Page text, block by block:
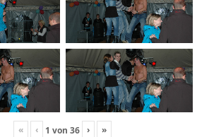
« ‹ 1 von36 › »